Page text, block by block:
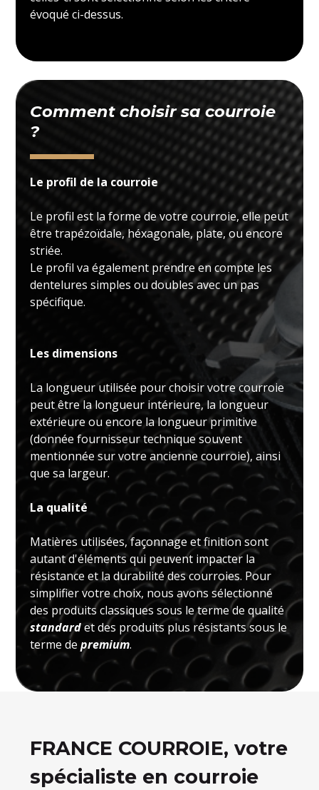
évoqué ci-dessus.
Comment choisir sa courroie
?
Le profil de la courroie
Le profil est la forme de votre courroie, elle peut
être trapézoïdale, héxagonale, plate, ou encore
striée.
Le profil va également prendre en compte les
dentelures simples ou doubles avec un pas
spécifique.
Les dimensions
La longueur utilisée pour choisir votre courroie
peut être la longueur intérieure, la longueur
extérieure ou encore la longueur primitive
(donnée fournisseur technique souvent
mentionnée sur votre ancienne courroie), ainsi
que sa largeur.
La qualité
Matières utilisées, façonnage et finition sont
autant d'éléments qui peuvent impacter la
résistance et la durabilité des courroies. Pour
simplifier votre choix, nous avons sélectionné
des produits classiques sous le terme de qualité
standardet des produits plus résistants sous le
terme depremium.
FRANCE COURROIE, votre
spécialiste en courroie